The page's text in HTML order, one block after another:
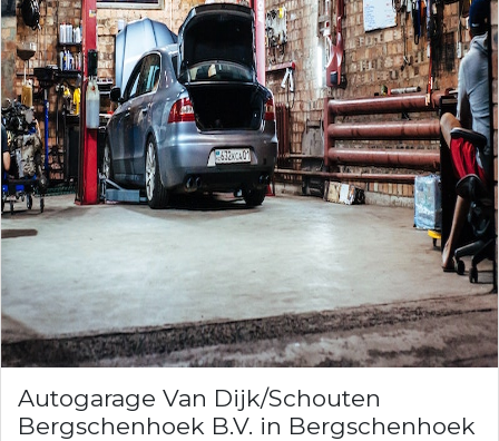
Autogarage Van Dijk/Schouten
Bergschenhoek B.V. in Bergschenhoek